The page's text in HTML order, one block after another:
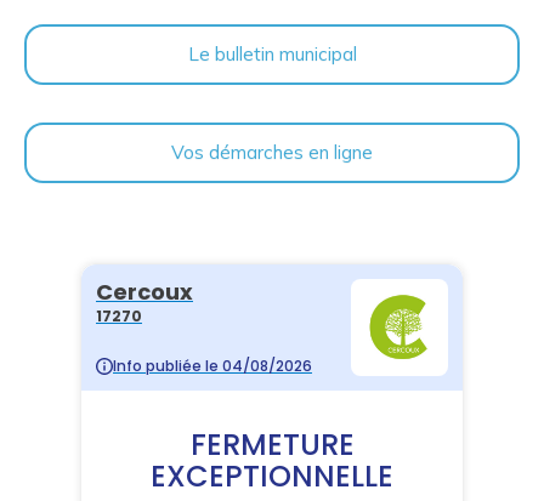
Le bulletin municipal
Vos démarches en ligne